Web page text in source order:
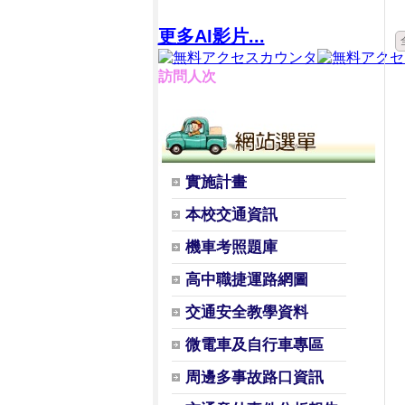
更多AI影片...
訪問人次
實施計畫
本校交通資訊
機車考照題庫
高中職捷運路網圖
交通安全教學資料
微電車及自行車專區
周邊多事故路口資訊